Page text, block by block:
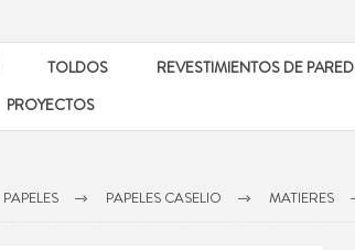
TOLDOS REVESTIMIENTOS DE PARED
PROYECTOS
PAPELES PAPELES CASELIO MATIERES